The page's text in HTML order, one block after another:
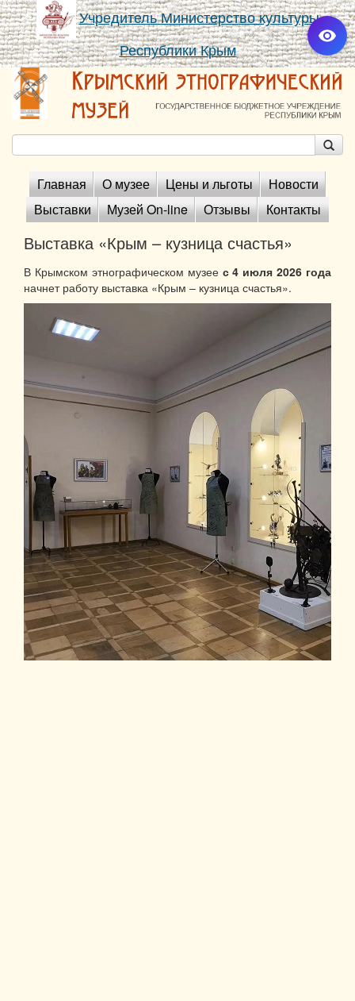
Учредитель Министерство культуры
Республики Крым
Главная О музее Цены и льготы
Новости
Выставки
Музей On-line Отзывы Контакты
Выставка «Крым – кузница счастья»
В Крымском этнографическом музее с 4 июля 2026 года
начнет работу выставка «Крым – кузница счастья».